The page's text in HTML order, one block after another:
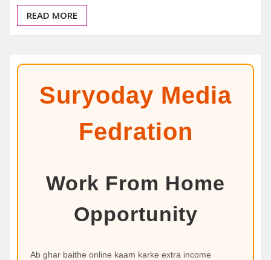
READ MORE
Suryoday Media
Fedration
Work From Home
Opportunity
Ab ghar baithe online kaam karke extra income